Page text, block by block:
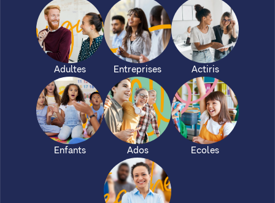
Adultes Entreprises Actiris
Enfants Ados Ecoles